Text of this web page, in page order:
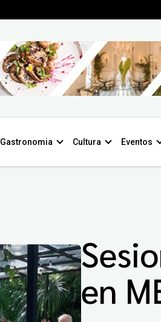
Gastronomia Cultura Eventos
en